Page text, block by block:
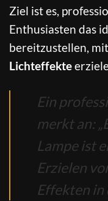
Ziel ist es,
Enthusiasten das
bereitzustellen,
Lichteffekte
Ein
merkt an:
Lampe ist
Erzielen
Effekten in